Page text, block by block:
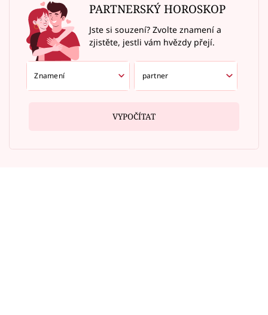
PARTNERSKÝ HOROSKOP
Jste si souzení? Zvolte znamení a
zjistěte, jestli vám hvězdy přejí.
VYPOČÍTAT